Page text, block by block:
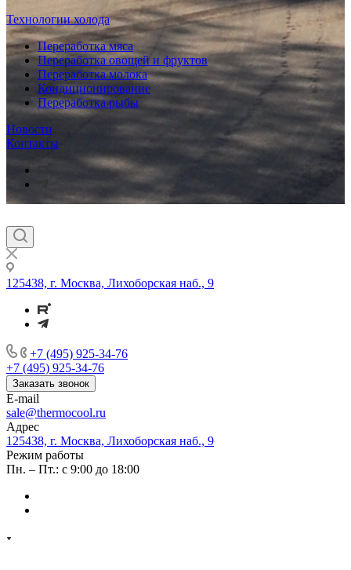
Технологии холода
Переработка мяса
Переработка овощей и фруктов
Переработка молока
Кондиционирование
Переработка рыбы
Новости
Контакты
125438, г. Москва, Лихоборская наб., 9
+7 (495) 925-34-76
+7 (495) 925-34-76
Заказать звонок
E-mail
sale@thermocool.ru
Адрес
125438, г. Москва, Лихоборская наб., 9
Режим работы
Пн. – Пт.: с 9:00 до 18:00